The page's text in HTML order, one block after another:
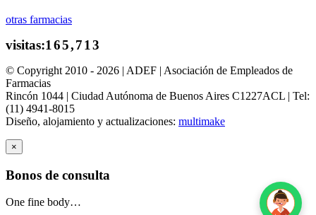
otras farmacias
© Copyright 2010 - 2026 | ADEF | Asociación de Empleados de
Farmacias
Rincón 1044 | Ciudad Autónoma de Buenos Aires C1227ACL | Tel:
(11) 4941-8015
Diseño, alojamiento y actualizaciones: multimake
×
Bonos de consulta
One fine body…